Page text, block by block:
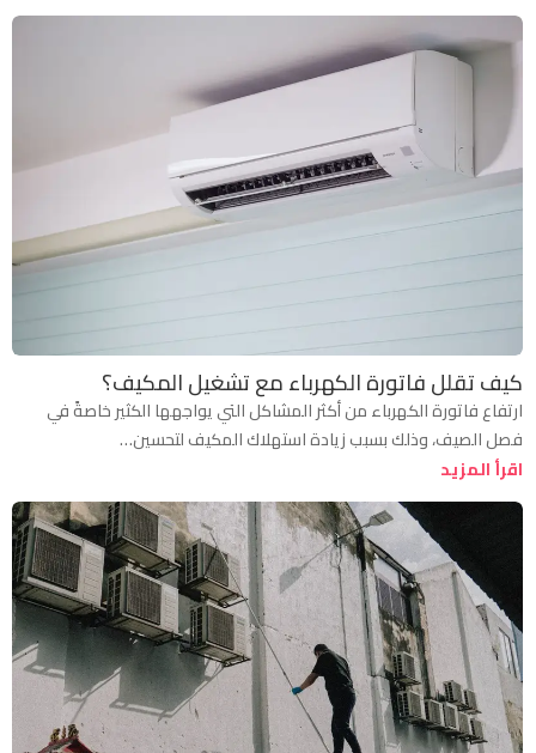
كيف تقلل فاتورة الكهرباء مع تشغيل المكيف؟
ارتفاع فاتورة الكهرباء من أكثر المشاكل التي يواجهها الكثير خاصةً في
فصل الصيف، وذلك بسبب زيادة استهلاك المكيف لتحسين…
اقرأ المزيد